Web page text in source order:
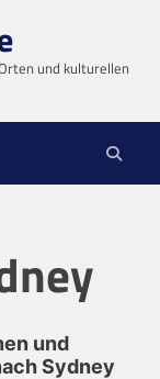
und kulturellen
und
Sydney